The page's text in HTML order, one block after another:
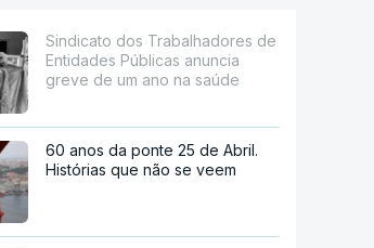
anuncia
Sindicato dos Trabalhadores de
Entidades Públicas anuncia
greve de um ano na saúde
60 anos da ponte 25 de Abril.
Histórias que não se veem